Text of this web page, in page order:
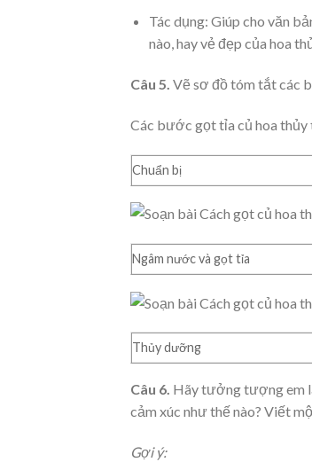
Tác dụng: Giúp cho văn
nào, hay vẻ đẹp của hoa
Câu 5. Vẽ sơ đồ tóm tắt các
Các bước gọt tỉa củ hoa thủy
Chuẩn bị
Ngâm nước và gọt tỉa
Thủy dưỡng
Câu 6. Hãy tưởng tượng em
cảm xúc như thế nào? Viết
Gợi ý: